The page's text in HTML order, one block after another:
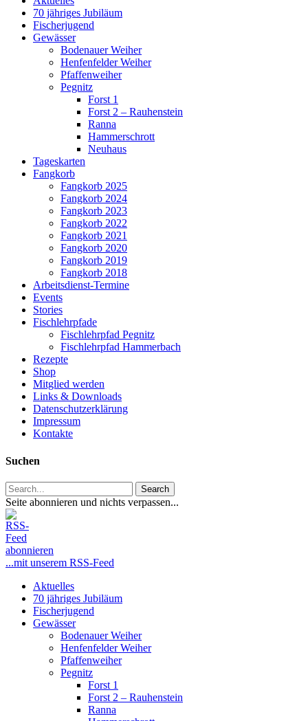
70 jähriges Jubiläum
Fischerjugend
Gewässer
Bodenauer Weiher
Henfenfelder Weiher
Pfaffenweiher
Pegnitz
Forst 1
Forst 2 – Rauhenstein
Ranna
Hammerschrott
Neuhaus
Tageskarten
Fangkorb
Fangkorb 2025
Fangkorb 2024
Fangkorb 2023
Fangkorb 2022
Fangkorb 2021
Fangkorb 2020
Fangkorb 2019
Fangkorb 2018
Arbeitsdienst-Termine
Events
Stories
Fischlehrpfade
Fischlehrpfad Pegnitz
Fischlehrpfad Hammerbach
Rezepte
Shop
Mitglied werden
Links & Downloads
Datenschutzerklärung
Impressum
Kontakte
Suchen
Search
Seite abonnieren und nichts verpassen...
...mit unserem RSS-Feed
Close
Menu
Aktuelles
70 jähriges Jubiläum
Fischerjugend
Gewässer
Bodenauer Weiher
Henfenfelder Weiher
Pfaffenweiher
Pegnitz
Forst 1
Forst 2 – Rauhenstein
Ranna